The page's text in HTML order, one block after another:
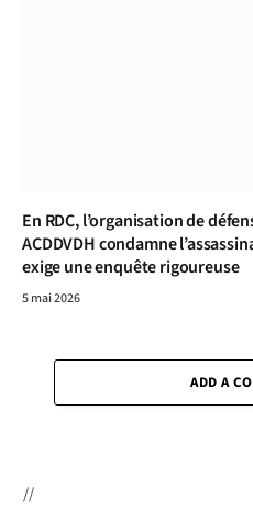
En RDC, l’organisation de
ACDDVDH condamne
exige une enquête rigoureuse
5 mai 2026
ADD A
//